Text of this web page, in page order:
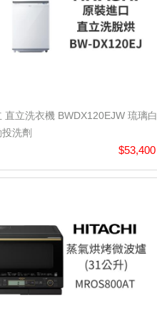
直立洗衣機 BWDX120EJW 琉璃白
投洗劑
$53,400